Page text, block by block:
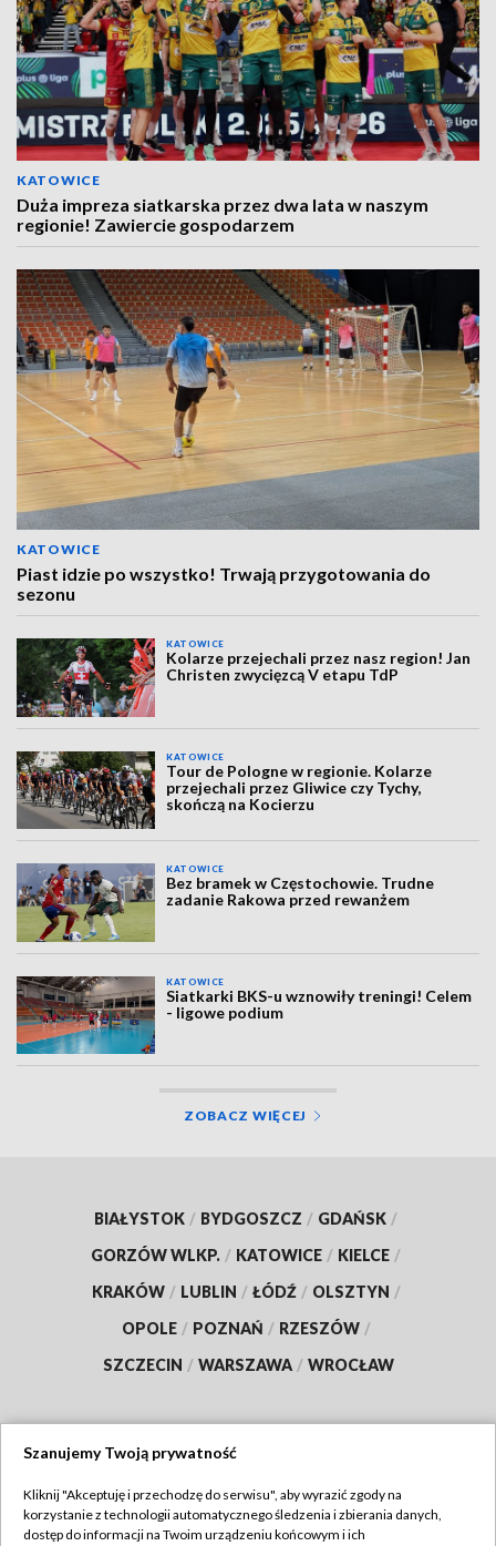
KATOWICE
Duża impreza siatkarska przez dwa lata w naszym
regionie! Zawiercie gospodarzem
KATOWICE
Piast idzie po wszystko! Trwają przygotowania do
sezonu
KATOWICE
Kolarze przejechali przez nasz region! Jan
Christen zwycięzcą V etapu TdP
KATOWICE
Tour de Pologne w regionie. Kolarze
przejechali przez Gliwice czy Tychy,
skończą na Kocierzu
KATOWICE
Bez bramek w Częstochowie. Trudne
zadanie Rakowa przed rewanżem
KATOWICE
Siatkarki BKS-u wznowiły treningi! Celem
- ligowe podium
ZOBACZ WIĘCEJ
BIAŁYSTOK / BYDGOSZCZ / GDAŃSK /
GORZÓW WLKP. / KATOWICE / KIELCE /
KRAKÓW / LUBLIN / ŁÓDŹ / OLSZTYN /
OPOLE / POZNAŃ / RZESZÓW /
SZCZECIN / WARSZAWA / WROCŁAW
TVP
Szanujemy Twoją prywatność
Kliknij "Akceptuję i przechodzę do serwisu", aby wyrazić zgody na
korzystanie z technologii automatycznego śledzenia i zbierania danych,
dostęp do informacji na Twoim urządzeniu końcowym i ich